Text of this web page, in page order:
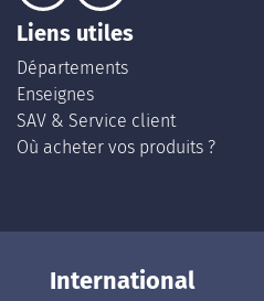
Liens utiles
Départements
Enseignes
SAV & Service client
Où acheter vos produits ?
International